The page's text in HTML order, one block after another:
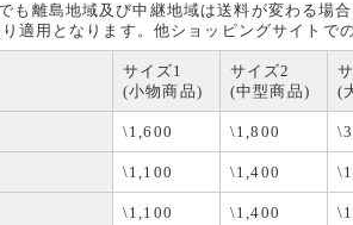
離島地域及び中継地域は送料が変わる場合
適用となります。他ショッピングサイトで
サイズ1
(小物商品)
サイズ2
(中型商品)
(
\1,600 \1,800
\1,100 \1,400
\1,100 \1,400